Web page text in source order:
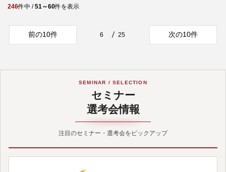
246件中 /51～60件を表示
前の10件 6 25 次の10件
SEMINAR / SELECTION
セミナー
選考会情報
注目のセミナー・選考会をピックアップ